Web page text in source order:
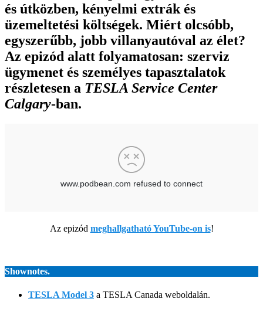
és útközben, kényelmi extrák és
üzemeltetési költségek. Miért olcsóbb,
egyszerűbb, jobb villanyautóval az élet?
Az epizód alatt folyamatosan: szerviz
ügymenet és személyes tapasztalatok
részletesen a TESLA Service Center
Calgary-ban.
Az epizód meghallgatható YouTube-on is!
Shownotes.
TESLA Model 3 a TESLA Canada weboldalán.